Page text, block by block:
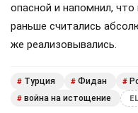
опасной и напомнил,
раньше считались
же реализовывались.
# Турция # Фидан #
# война на истощение